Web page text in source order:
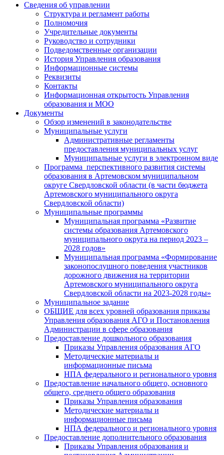
Сведения об управлении
Структура и регламент работы
Полномочия
Учредительные документы
Руководство и сотрудники
Подведомственные организации
История Управления образования
Информационные системы
Реквизиты
Контакты
Информационная открытость Управления
образования и МОО
Документы
Обзор изменений в законодательстве
Муниципальные услуги
Административные регламенты
предоставления муниципальных услуг
Муниципальные услуги в электронном виде
Программа перспективного развития системы
образования в Артемовском муниципальном
округе Свердловской области (в части бюджета
Артемовского муниципального округа
Свердловской области)
Муниципальные программы
Муниципальная программа «Развитие
системы образования Артемовского
муниципального округа на период 2023 –
2028 годов»
Муниципальная программа «Формирование
законопослушного поведения участников
дорожного движения на территории
Артемовского муниципального округа
Свердловской области на 2023-2028 годы»
Муниципальное задание
ОБЩИЕ для всех уровней образования приказы
Управления образования АГО и Постановления
Администрации в сфере образования
Предоставление дошкольного образования
Приказы Управления образования АГО
Методические материалы и
информационные письма
НПА федерального и регионального уровня
Предоставление начального общего, основного
общего, среднего общего образования
Приказы Управления образования
Методические материалы и
информационные письма
НПА федерального и регионального уровня
Предоставление дополнительного образования
Приказы Управления образования и